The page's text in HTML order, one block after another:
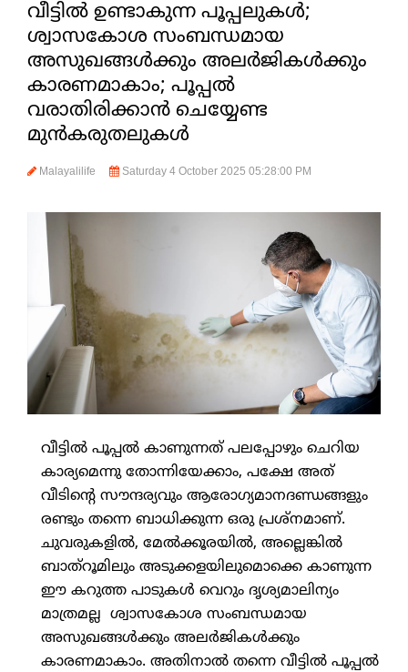
വീട്ടില്‍ ഉണ്ടാകുന്ന പൂപ്പലുകള്‍;
ശ്വാസകോശ സംബന്ധമായ
അസുഖങ്ങള്‍ക്കും അലര്‍ജികള്‍ക്കും
കാരണമാകാം; പൂപ്പല്‍
വരാതിരിക്കാന്‍ ചെയ്യേണ്ട
മുന്‍കരുതലുകള്‍
Malayalilife Saturday 4 October 2025 05:28:00 PM
വീട്ടില്‍ പൂപ്പല്‍ കാണുന്നത് പലപ്പോഴും ചെറിയ
കാര്യമെന്നു തോന്നിയേക്കാം, പക്ഷേ അത്
വീടിന്റെ സൗന്ദര്യവും ആരോഗ്യമാനദണ്ഡങ്ങളും
രണ്ടും തന്നെ ബാധിക്കുന്ന ഒരു പ്രശ്‌നമാണ്.
ചുവരുകളില്‍, മേല്‍ക്കൂരയില്‍, അല്ലെങ്കില്‍
ബാത്റൂമിലും അടുക്കളയിലുമൊക്കെ കാണുന്ന
ഈ കറുത്ത പാടുകള്‍ വെറും ദൃശ്യമാലിന്യം
മാത്രമല്ല ശ്വാസകോശ സംബന്ധമായ
അസുഖങ്ങള്‍ക്കും അലര്‍ജികള്‍ക്കും
കാരണമാകാം. അതിനാല്‍ തന്നെ വീട്ടില്‍ പൂപ്പല്‍